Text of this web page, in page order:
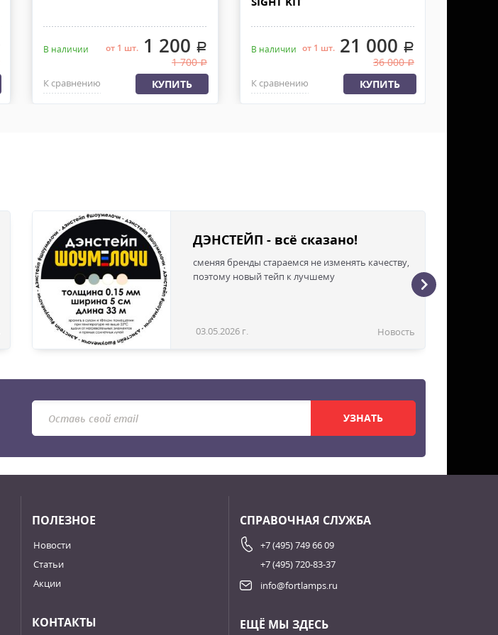
В наличии от 1 шт.1 200 .
1 700.
К сравнению КУПИТЬ
В наличии от 1 шт. 21 000 .
36 000.
К сравнению КУПИТЬ
ДЭНСТЕЙП - всё сказано!
сменяя бренды стараемся не изменять качеству,
поэтому новый тейп к лучшему
03.05.2026 г. Новость
УЗНАТЬ
ПОЛЕЗНОЕ
Новости
Статьи
Акции
КОНТАКТЫ
СПРАВОЧНАЯ СЛУЖБА
+7 (495) 749 66 09
+7 (495) 720-83-37
info@fortlamps.ru
ЕЩЁ МЫ ЗДЕСЬ